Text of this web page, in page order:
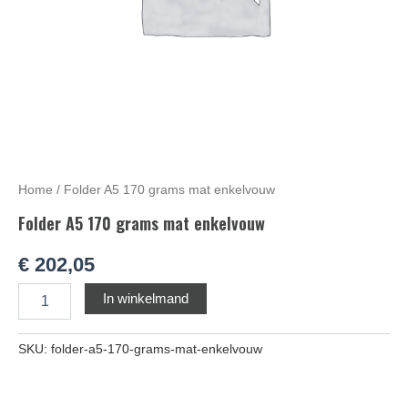
Home / Folder A5 170 grams mat enkelvouw
Folder A5 170 grams mat enkelvouw
€ 202,05
In winkelmand
SKU: folder-a5-170-grams-mat-enkelvouw